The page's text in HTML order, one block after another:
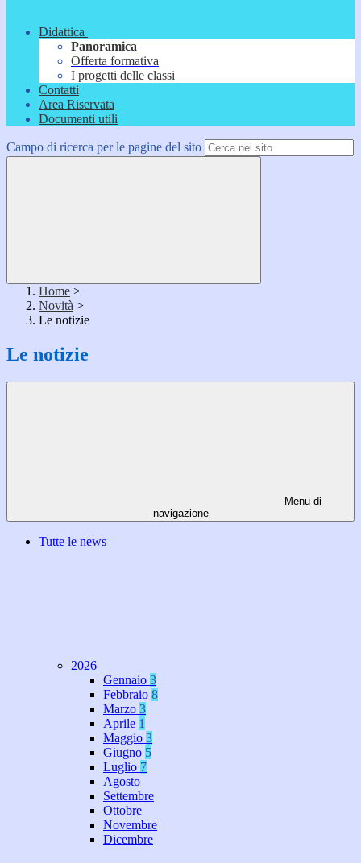
Didattica
Panoramica
Offerta formativa
I progetti delle classi
Contatti
Area Riservata
Documenti utili
Campo di ricerca per le pagine del sito
Home >
Novità >
Le notizie
Le notizie
Menu di
navigazione
Tutte le news
2026
Gennaio 3
Febbraio 8
Marzo 3
Aprile 1
Maggio 3
Giugno 5
Luglio 7
Agosto
Settembre
Ottobre
Novembre
Dicembre